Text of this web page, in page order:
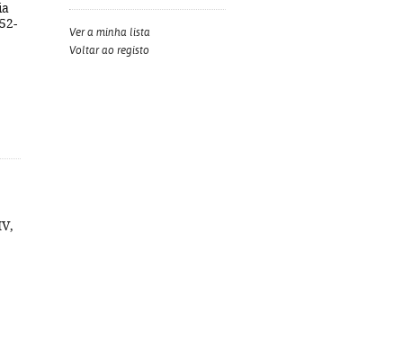
Ver a minha lista
Voltar ao registo